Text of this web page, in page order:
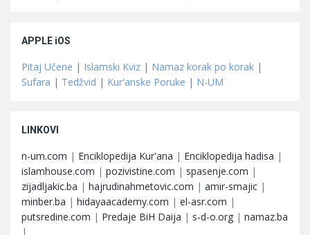
APPLE iOS
Pitaj Učene | Islamski Kviz | Namaz korak po korak |
Sufara | Tedžvid | Kur'anske Poruke | N-UM
LINKOVI
n-um.com | Enciklopedija Kur'ana | Enciklopedija hadisa |
islamhouse.com | pozivistine.com | spasenje.com |
zijadljakic.ba | hajrudinahmetovic.com | amir-smajic |
minber.ba | hidayaacademy.com | el-asr.com |
putsredine.com | Predaje BiH Daija | s-d-o.org | namaz.ba
|